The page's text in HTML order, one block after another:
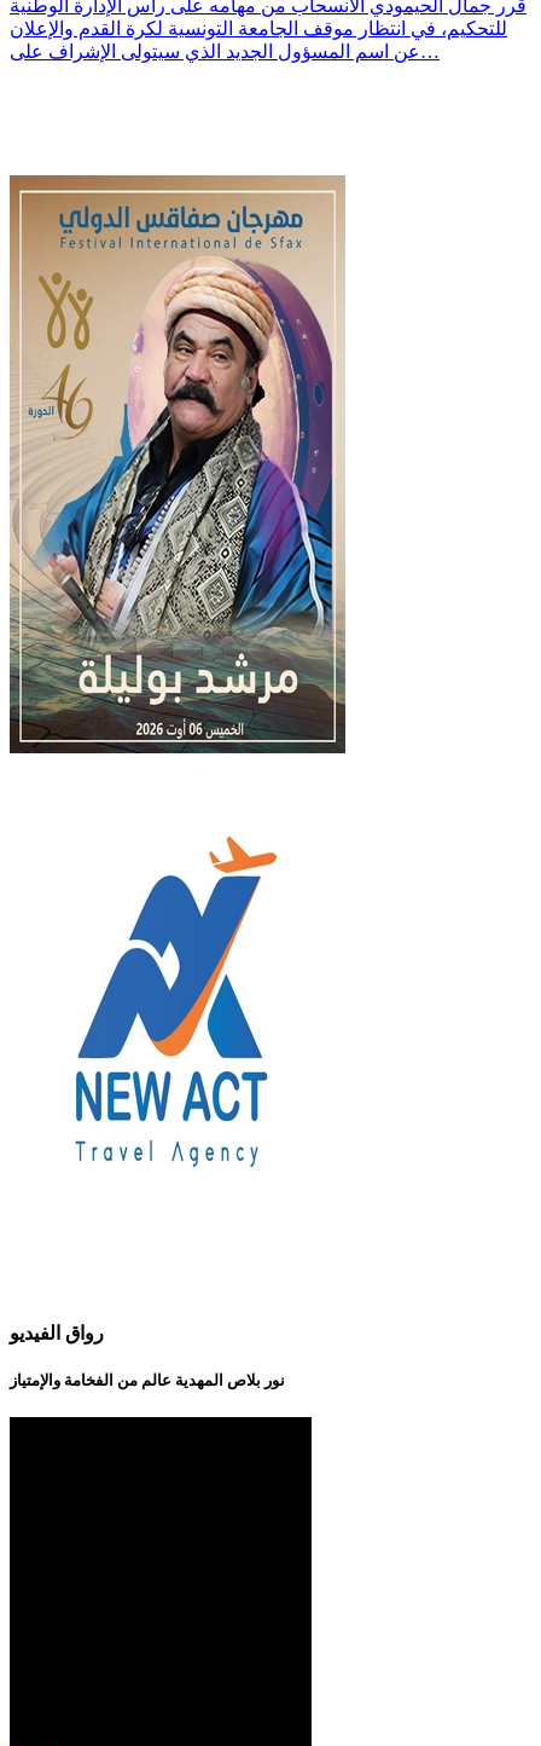
قرر جمال الحيمودي الانسحاب من مهامه على رأس الإدارة الوطنية
للتحكيم، في انتظار موقف الجامعة التونسية لكرة القدم والإعلان
عن اسم المسؤول الجديد الذي سيتولى الإشراف على…
رواق الفيديو
نور بلاص المهدية عالم من الفخامة والإمتياز